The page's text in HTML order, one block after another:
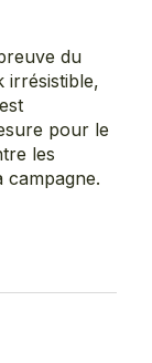
du
irrésistible,
pour le
les